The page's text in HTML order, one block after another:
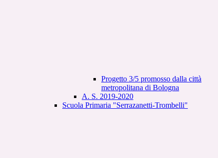
Progetto 3/5 promosso dalla città
metropolitana di Bologna
A. S. 2019-2020
Scuola Primaria "Serrazanetti-Trombelli"